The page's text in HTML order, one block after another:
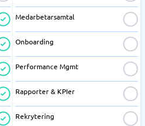
Medarbetarsamtal
Onboarding
Performance Mgmt
Rapporter & KPIer
Rekrytering